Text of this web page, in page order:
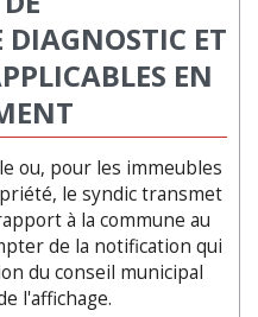
DIAGNOSTIC ET
EN
ou, pour les immeubles
le syndic transmet
à la commune au
de la notification qui
du conseil municipal
l'affichage.